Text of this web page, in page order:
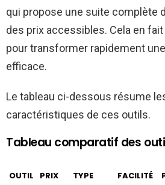
qui propose une suite complète
des prix accessibles. Cela en
pour transformer rapidement
efficace.
Le tableau ci-dessous résume
caractéristiques de ces outils.
Tableau comparatif des
OUTIL
PRIX
TYPE
FACILITÉ